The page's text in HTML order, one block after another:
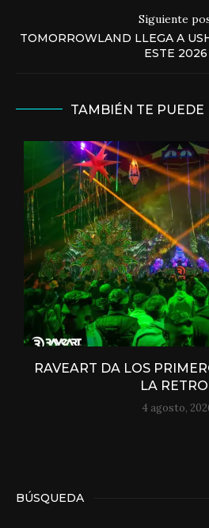
Siguiente
TOMORROWLAND LLEGA A
ESTE 2026
TAMBIÉN TE PUEDE
RAVEART DA LOS
LA
4 agosto,
BÚSQUEDA